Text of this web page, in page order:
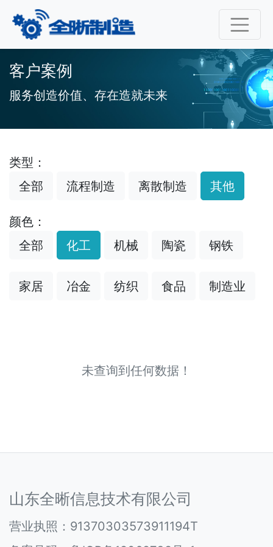
客户案例
服务创造价值、存在造就未来
类型：
全部
流程制造 离散制造 其他
颜色：
全部
化工 机械 陶瓷 钢铁
家居 冶金 纺织 食品 制造业
未查询到任何数据！
山东全晰信息技术有限公司
营业执照：91370303573911194T